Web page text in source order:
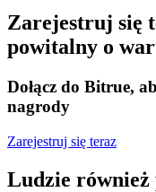
Kopiowanie
Zarejestruj się
powitalny o
Dołącz do Bitrue,
nagrody
Zarejestruj się teraz
Ludzie